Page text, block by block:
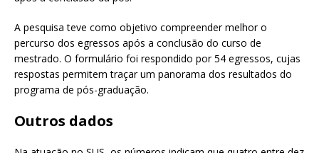
A pesquisa teve como objetivo compreender melhor o
percurso dos egressos após a conclusão do curso de
mestrado. O formulário foi respondido por 54 egressos, cujas
respostas permitem traçar um panorama dos resultados do
programa de pós-graduação.
Outros dados